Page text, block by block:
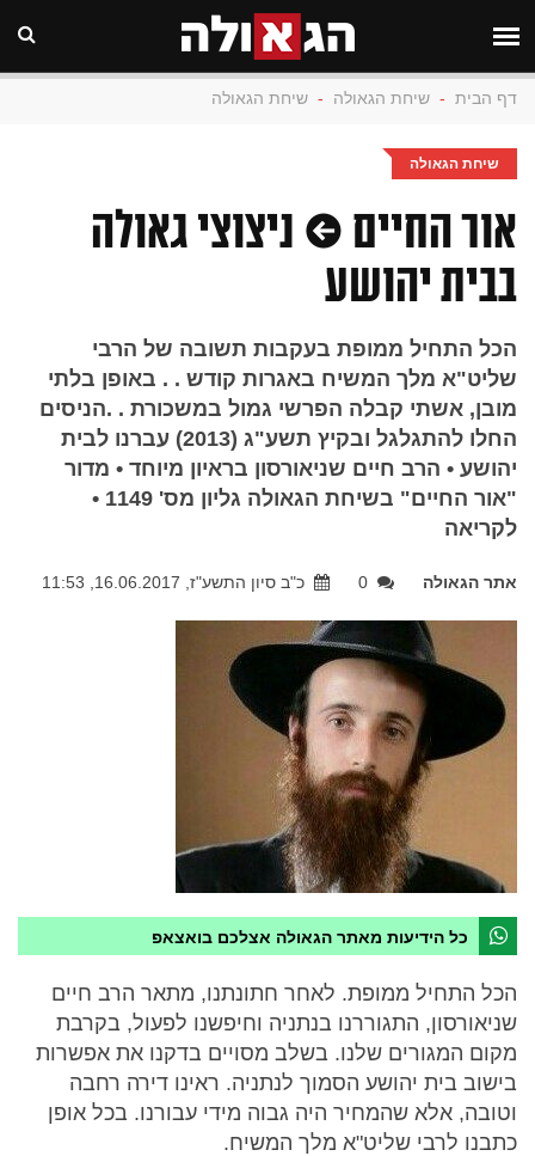
דף הבית - שיחת הגאולה - שיחת הגאולה
שיחת הגאולה
אור החיים • ניצוצי גאולה
בבית יהושע
הכל התחיל ממופת בעקבות תשובה של הרבי
שליט"א מלך המשיח באגרות קודש . . באופן בלתי
מובן, אשתי קבלה הפרשי גמול במשכורת . .הניסים
החלו להתגלגל ובקיץ תשע"ג (2013) עברנו לבית
יהושע • הרב חיים שניאורסון בראיון מיוחד • מדור
"אור החיים" בשיחת הגאולה גליון מס' 1149 •
לקריאה
אתר הגאולה 0 כ"ב סיון התשע"ז, 16.06.2017, 11:53
כל הידיעות מאתר הגאולה אצלכם בואצאפ
הכל התחיל ממופת. לאחר חתונתנו, מתאר הרב חיים
שניאורסון, התגוררנו בנתניה וחיפשנו לפעול, בקרבת
מקום המגורים שלנו. בשלב מסויים בדקנו את אפשרות
בישוב בית יהושע הסמוך לנתניה. ראינו דירה רחבה
וטובה, אלא שהמחיר היה גבוה מידי עבורנו. בכל אופן
כתבנו לרבי שליט"א מלך המשיח.